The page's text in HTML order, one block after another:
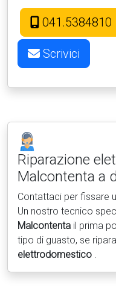
041.5384810
Scrivici
Riparazione
Malcontenta a
Contattaci per fissare
Un nostro tecnico
Malcontenta il prima
tipo di guasto, se
elettrodomestico .